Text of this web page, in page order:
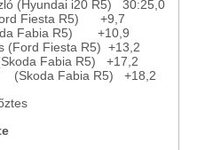
(Hyundai i20 R5) 30:25,0
Fiesta R5) +9,7
Fabia R5) +10,9
(Ford Fiesta R5) +13,2
Fabia R5) +17,2
(Skoda Fabia R5) +18,2